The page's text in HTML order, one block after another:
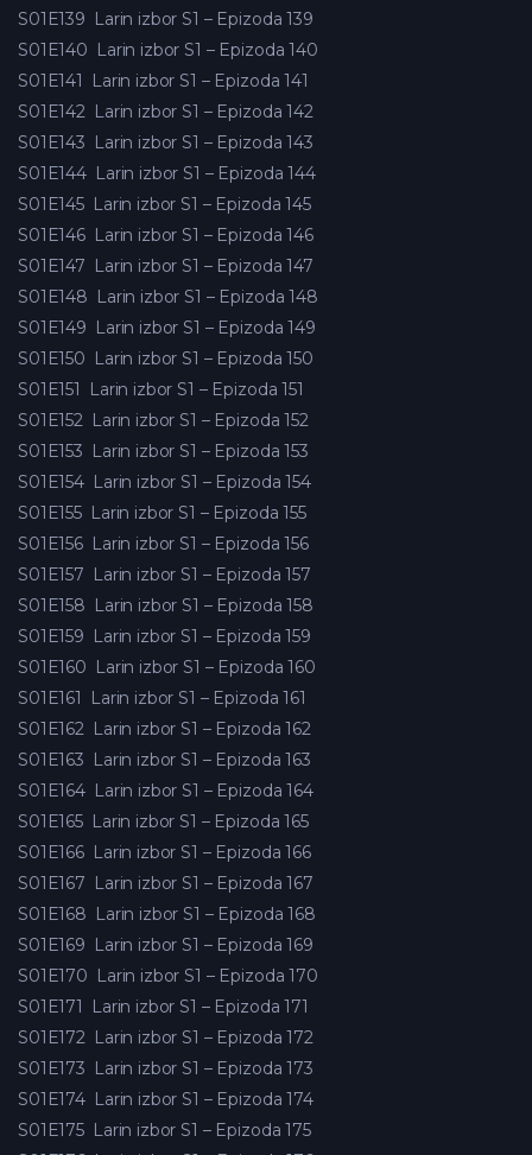
S01E139 Larin izbor S1 – Epizoda 139
S01E140 Larin izbor S1 – Epizoda 140
S01E141
Larin izbor S1 – Epizoda 141
S01E142 Larin izbor S1 – Epizoda 142
S01E143 Larin izbor S1 – Epizoda 143
S01E144 Larin izbor S1 – Epizoda 144
S01E145 Larin izbor S1 – Epizoda 145
S01E146 Larin izbor S1 – Epizoda 146
S01E147 Larin izbor S1 – Epizoda 147
S01E148 Larin izbor S1 – Epizoda 148
S01E149 Larin izbor S1 – Epizoda 149
S01E150 Larin izbor S1 – Epizoda 150
S01E151
Larin izbor S1 – Epizoda 151
S01E152 Larin izbor S1 – Epizoda 152
S01E153 Larin izbor S1 – Epizoda 153
S01E154 Larin izbor S1 – Epizoda 154
S01E155 Larin izbor S1 – Epizoda 155
S01E156 Larin izbor S1 – Epizoda 156
S01E157 Larin izbor S1 – Epizoda 157
S01E158 Larin izbor S1 – Epizoda 158
S01E159 Larin izbor S1 – Epizoda 159
S01E160 Larin izbor S1 – Epizoda 160
S01E161
Larin izbor S1 – Epizoda 161
S01E162 Larin izbor S1 – Epizoda 162
S01E163 Larin izbor S1 – Epizoda 163
S01E164 Larin izbor S1 – Epizoda 164
S01E165 Larin izbor S1 – Epizoda 165
S01E166 Larin izbor S1 – Epizoda 166
S01E167 Larin izbor S1 – Epizoda 167
S01E168 Larin izbor S1 – Epizoda 168
S01E169 Larin izbor S1 – Epizoda 169
S01E170 Larin izbor S1 – Epizoda 170
S01E171
Larin izbor S1 – Epizoda 171
S01E172 Larin izbor S1 – Epizoda 172
S01E173 Larin izbor S1 – Epizoda 173
S01E174 Larin izbor S1 – Epizoda 174
S01E175 Larin izbor S1 – Epizoda 175